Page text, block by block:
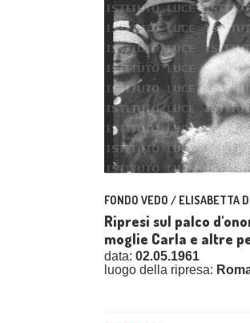
FONDO VEDO / ELISABETTA
Ripresi sul palco
moglie Carla e altre
data: 02.05.1961
luogo della ripresa: